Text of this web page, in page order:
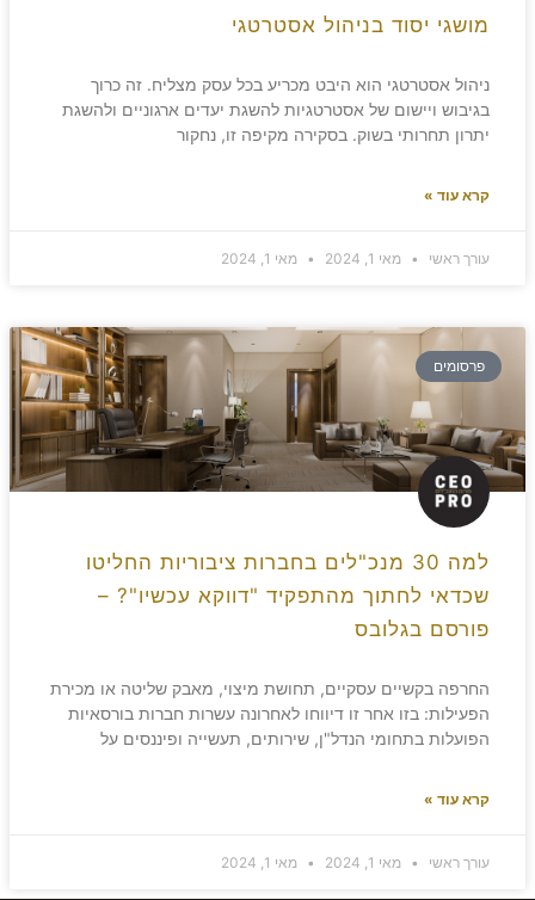
מושגי יסוד בניהול אסטרטגי
ניהול אסטרטגי הוא היבט מכריע בכל עסק מצליח. זה כרוך
בגיבוש ויישום של אסטרטגיות להשגת יעדים ארגוניים ולהשגת
יתרון תחרותי בשוק. בסקירה מקיפה זו, נחקור
קרא עוד »
עורך ראשי מאי 1, 2024 מאי 1, 2024
פרסומים
למה 30 מנכ"לים בחברות ציבוריות החליטו
שכדאי לחתוך מהתפקיד "דווקא עכשיו"? –
פורסם בגלובס
החרפה בקשיים עסקיים, תחושת מיצוי, מאבק שליטה או מכירת
הפעילות: בזו אחר זו דיווחו לאחרונה עשרות חברות בורסאיות
הפועלות בתחומי הנדל"ן, שירותים, תעשייה ופיננסים על
קרא עוד »
עורך ראשי מאי 1, 2024 מאי 1, 2024